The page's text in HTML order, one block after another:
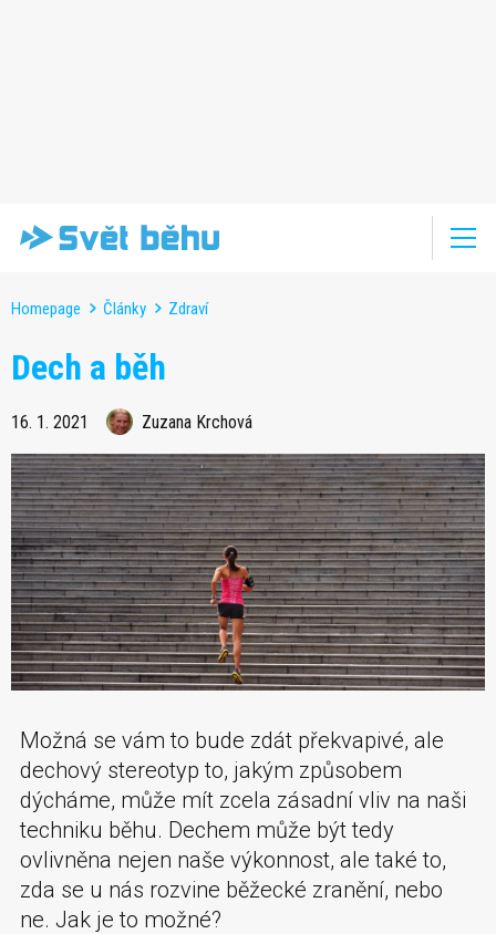
Homepage Články Zdraví
Dech a běh
16. 1. 2021 Zuzana Krchová
Možná se vám to bude zdát překvapivé, ale
dechový stereotyp to, jakým způsobem
dýcháme, může mít zcela zásadní vliv na naši
techniku běhu. Dechem může být tedy
ovlivněna nejen naše výkonnost, ale také to,
zda se u nás rozvine běžecké zranění, nebo
ne. Jak je to možné?